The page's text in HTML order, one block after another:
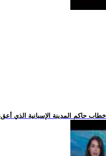
حاكم المدينة الإسبانية الذي أعق